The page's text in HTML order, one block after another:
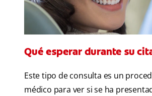
Qué esperar durante su
Este tipo de consulta es un
médico para ver si se ha